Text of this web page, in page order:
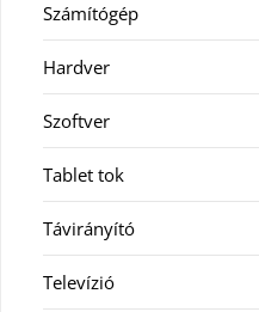
Számítógép
Hardver
Szoftver
Tablet tok
Távirányító
Televízió